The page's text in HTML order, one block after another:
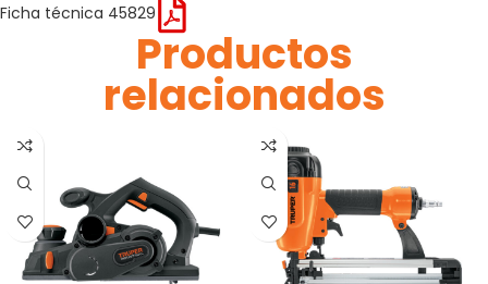
Ficha técnica 45829
Productos
relacionados